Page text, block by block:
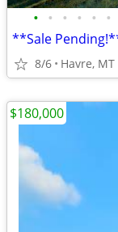
• • • • • •
**Sale
8/6 Havre, MT
$180,000